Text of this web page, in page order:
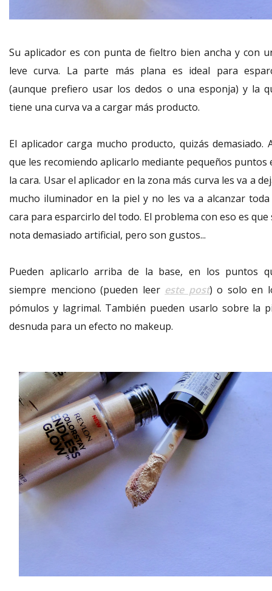
Su aplicador es con punta de fieltro bien ancha y con
leve curva. La parte más plana es ideal para
(aunque prefiero usar los dedos o una esponja) y la
tiene una curva va a cargar más producto.
El aplicador carga mucho producto, quizás demasiado.
que les recomiendo aplicarlo mediante pequeños puntos
la cara. Usar el aplicador en la zona más curva les va a
mucho iluminador en la piel y no les va a alcanzar
cara para esparcirlo del todo. El problema con eso es que
nota demasiado artificial, pero son gustos...
Pueden aplicarlo arriba de la base, en los puntos
siempre menciono (pueden leer este post) o solo en
pómulos y lagrimal. También pueden usarlo sobre la
desnuda para un efecto no makeup.